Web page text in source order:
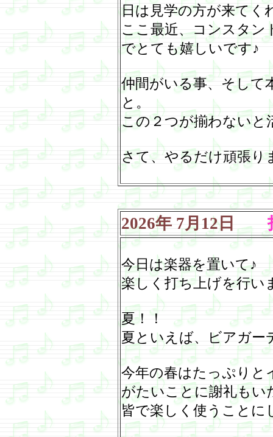
日は見学の方が来てく
ここ最近、コンスタン
でとても嬉しいです♪
仲間がいる事、そして
と。
この２つが揃わないと
さて、やるだけ頑張り
2026年 7月 12日 打
今日は楽器を置いて♪
楽しく打ち上げを行い
夏！！
夏といえば、ビアガー
今年の春はたっぷりと
がたいことに謝礼もい
皆で楽しく使うことに